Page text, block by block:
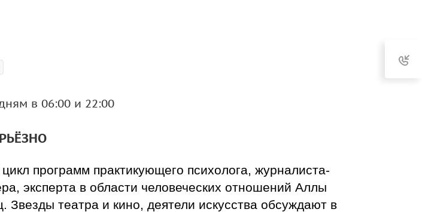
в 06:00 и 22:00
программ практикующего психолога, журналиста-
эксперта в области человеческих отношений Аллы
Звезды театра и кино, деятели искусства обсуждают в